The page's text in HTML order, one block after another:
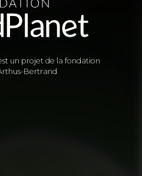
un projet de la fondation
Bertrand